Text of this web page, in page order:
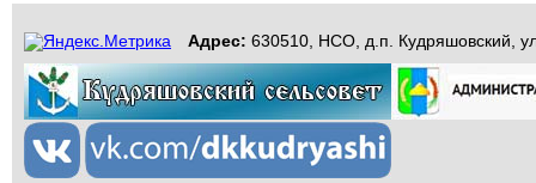
Адрес: 630510, НСО, д.п. Кудряшовский,